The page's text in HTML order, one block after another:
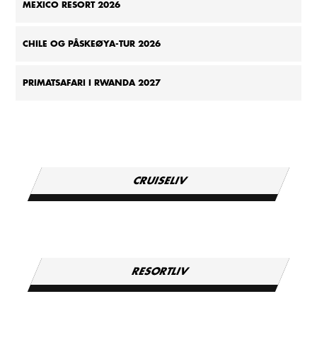
MEXICO RESORT 2026
CHILE OG PÅSKEØYA-TUR 2026
PRIMATSAFARI I RWANDA 2027
CRUISELIV
RESORTLIV